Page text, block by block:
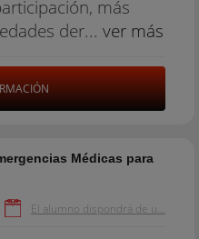
más
der... ver más
Médicas para
El alumno dispondrá de u...